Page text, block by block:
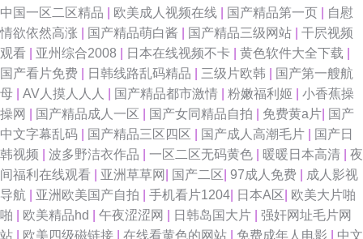
中国一区二区精品
欧美成人视频在线 国产精品第一页
自慰
情欲依然高涨
国产精品萌白酱 国产精品三级网站
干屄视频
观看
亚州综合2008 日本在线视频不卡 黄色软件大全下载
国产看片免费
日韩线路乱码精品 三级片欧韩
国产第一艘航
母
AV人摸人人人 国产精品都市激情 粉嫩福利姬
小香蕉操
操网
国产精品成人一区 国产女同精品自拍 免费黄a片 国产
中文字幕乱码
国产精品三区四区 国产成人高潮毛片
国产日
韩视频
波多野洁衣作品 一区二区无码黄色 暖暖日本高清
夜
间福利在线观看
亚洲草草网 国产二区 97成人免费
成人影视
导航
亚洲欧美国产自拍 手机看片1204 日本A区 欧美大片啪
啪
欧美精品hd 午夜涩涩网 日韩岛国大片
强奸网址毛片网
站
欧美四级磁链接 在线看黄色的网站 免费成年人电影
中文